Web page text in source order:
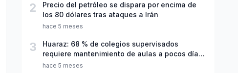
2
Precio del petróleo se dispara por encima de
los 80 dólares tras ataques a Irán
hace 5 meses
3
Huaraz: 68 % de colegios supervisados
requiere mantenimiento de aulas a pocos días
de inicio del año escolar 2026
hace 5 meses